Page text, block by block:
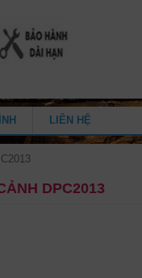
LIÊN HỆ
DPC2013